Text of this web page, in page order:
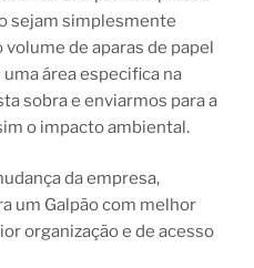
sejam simplesmente
de aparas de papel
área especifica na
sobra e enviarmos para a
o impacto ambiental.
da empresa,
um Galpão com melhor
organização e de acesso